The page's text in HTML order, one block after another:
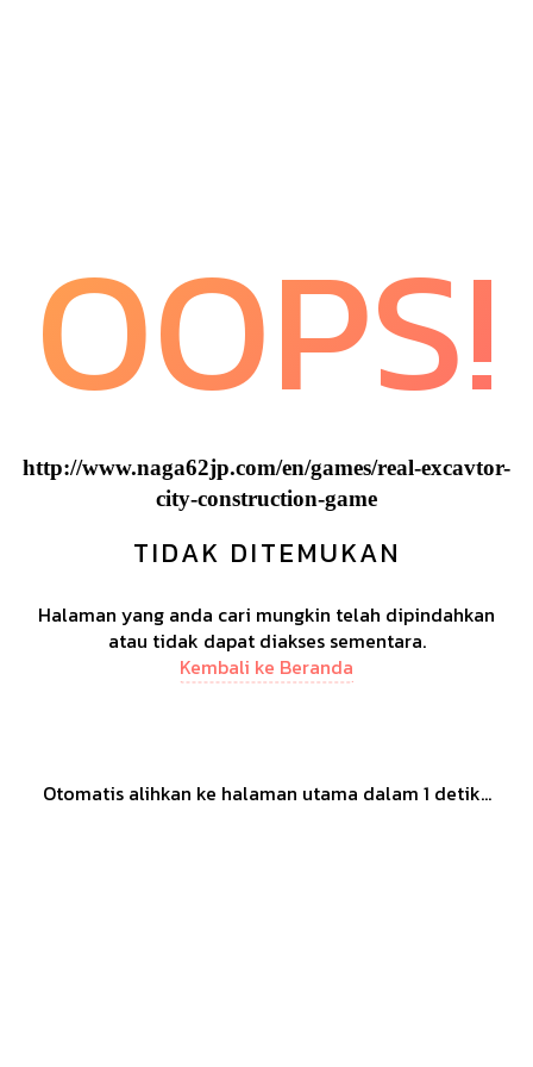
OOPS!
http://www.naga62jp.com/en/games/real-excavtor-
city-construction-game
TIDAK DITEMUKAN
Halaman yang anda cari mungkin telah dipindahkan
atau tidak dapat diakses sementara.
Kembali ke Beranda
Otomatis alihkan ke halaman utama dalam 1 detik...